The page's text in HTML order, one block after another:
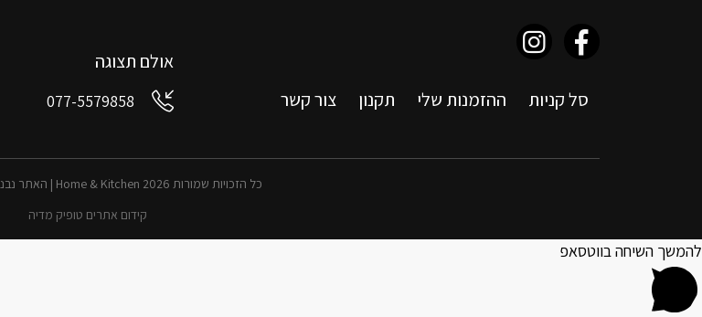
סל קניות ההזמנות שלי תקנון צור קשר
אולם תצוגה
077-5579858
כל הזכויות שמורות 2026 Home & Kitchen | האתר נבנה ע״י לובה קוטליק
קידום אתרים טופיק מדיה
להמשך השיחה בווטסאפ